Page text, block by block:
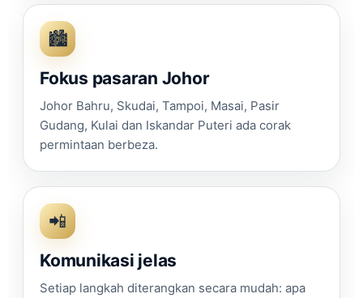
🏙️
Fokus pasaran Johor
Johor Bahru, Skudai, Tampoi, Masai, Pasir
Gudang, Kulai dan Iskandar Puteri ada corak
permintaan berbeza.
📲
Komunikasi jelas
Setiap langkah diterangkan secara mudah: apa